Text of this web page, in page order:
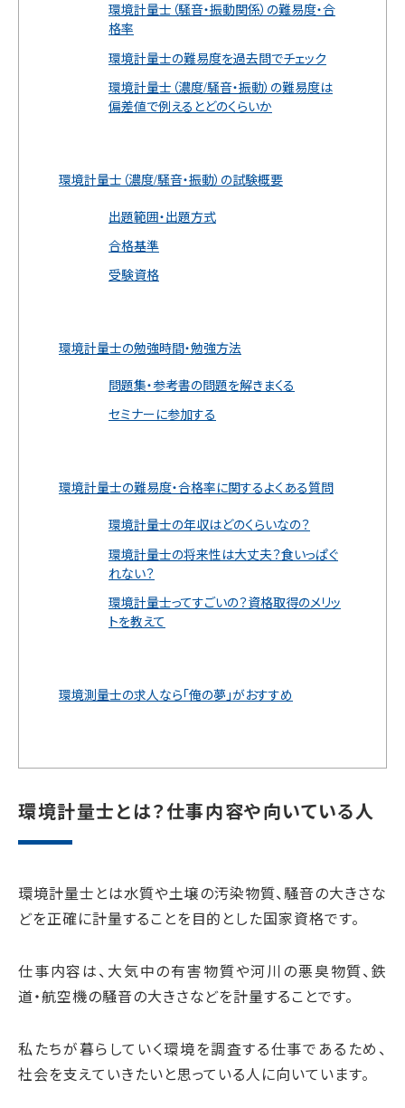
環境計量士（騒音・振動関係）の難易度・合
格率
環境計量士の難易度を過去問でチェック
環境計量士（濃度/騒音・振動）の難易度は
偏差値で例えるとどのくらいか
環境計量士（濃度/騒音・振動）の試験概要
出題範囲・出題方式
合格基準
受験資格
環境計量士の勉強時間・勉強方法
問題集・参考書の問題を解きまくる
セミナーに参加する
環境計量士の難易度・合格率に関するよくある質問
環境計量士の年収はどのくらいなの？
環境計量士の将来性は大丈夫？食いっぱぐ
れない？
環境計量士ってすごいの？資格取得のメリッ
トを教えて
環境測量士の求人なら「俺の夢」がおすすめ
環境計量士とは？仕事内容や向いている人
環境計量士とは水質や土壌の汚染物質、騒音の大きさな
どを正確に計量することを目的とした国家資格です。
仕事内容は、大気中の有害物質や河川の悪臭物質、鉄
道・航空機の騒音の大きさなどを計量することです。
私たちが暮らしていく環境を調査する仕事であるため、
社会を支えていきたいと思っている人に向いています。